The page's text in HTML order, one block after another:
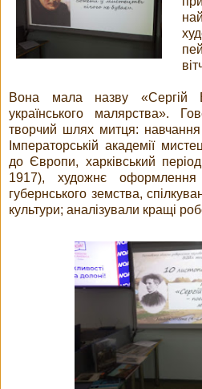
Вона мала назву «Сергій
українського малярства».
творчий шлях митця: навчання у
Імператорській академії
до Європи, харківський
1917), художнє оформлення
губернського земства,
культури; аналізували кращі